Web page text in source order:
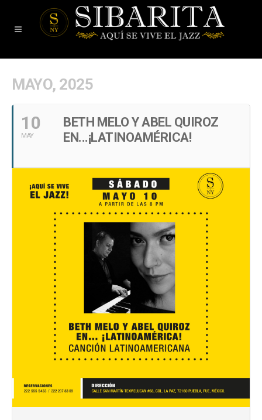
MAYO, 2025
10
MAY
BETH MELO Y ABEL QUIROZ
EN...¡LATINOAMÉRICA!